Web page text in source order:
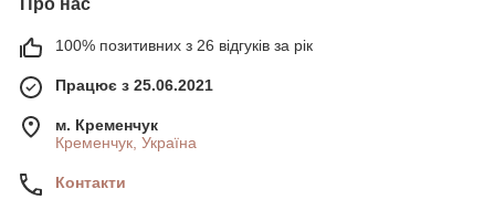
Про нас
100% позитивних з 26 відгуків за рік
Працює з 25.06.2021
м. Кременчук
Кременчук, Україна
Контакти